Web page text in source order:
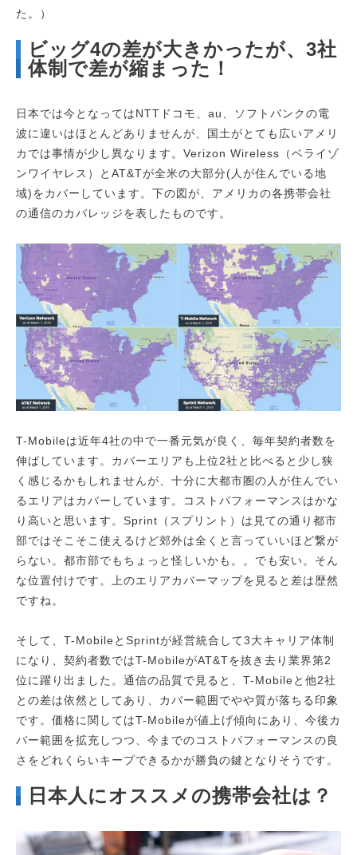
た。）
ビッグ4の差が大きかったが、3社
体制で差が縮まった！
日本では今となってはNTTドコモ、au、ソフトバンクの電
波に違いはほとんどありませんが、国土がとても広いアメリ
カでは事情が少し異なります。Verizon Wireless（ベライゾ
ンワイヤレス）とAT&Tが全米の大部分(人が住んでいる地
域)をカバーしています。下の図が、アメリカの各携帯会社
の通信のカバレッジを表したものです。
T-Mobileは近年4社の中で一番元気が良く、毎年契約者数を
伸ばしています。カバーエリアも上位2社と比べると少し狭
く感じるかもしれませんが、十分に大都市圏の人が住んでい
るエリアはカバーしています。コストパフォーマンスはかな
り高いと思います。Sprint（スプリント）は見ての通り都市
部ではそこそこ使えるけど郊外は全くと言っていいほど繋が
らない。都市部でもちょっと怪しいかも。。でも安い。そん
な位置付けです。上のエリアカバーマップを見ると差は歴然
ですね。
そして、T-MobileとSprintが経営統合して3大キャリア体制
になり、契約者数ではT-MobileがAT&Tを抜き去り業界第2
位に躍り出ました。通信の品質で見ると、T-Mobileと他2社
との差は依然としてあり、カバー範囲でやや質が落ちる印象
です。価格に関してはT-Mobileが値上げ傾向にあり、今後カ
バー範囲を拡充しつつ、今までのコストパフォーマンスの良
さをどれくらいキープできるかが勝負の鍵となりそうです。
日本人にオススメの携帯会社は？